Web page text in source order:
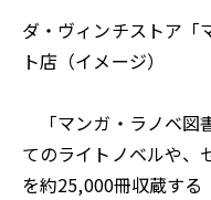
ダ・ヴィンチストア「
ト店（イメージ）
「マンガ・ラノベ図
てのライトノベルや、
を約25,000冊収蔵する